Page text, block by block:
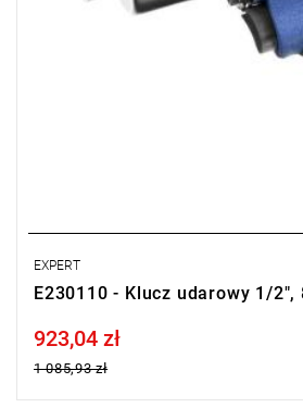
EXPERT
E230110 - Klucz udarowy 1/2",
Price tax included
923,04 zł
1 085,93 zł